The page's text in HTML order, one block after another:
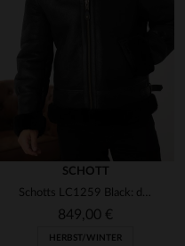
SCHOTT
Schotts LC1259 Black: doppelseitiges Schafsleder, warm und robust.
849,00 €
HERBST/WINTER